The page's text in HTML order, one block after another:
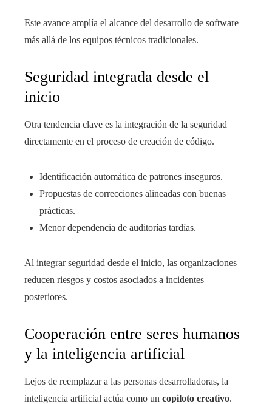
Este avance amplía el alcance del desarrollo de software
más allá de los equipos técnicos tradicionales.
Seguridad integrada desde el
inicio
Otra tendencia clave es la integración de la seguridad
directamente en el proceso de creación de código.
Identificación automática de patrones inseguros.
Propuestas de correcciones alineadas con buenas
prácticas.
Menor dependencia de auditorías tardías.
Al integrar seguridad desde el inicio, las organizaciones
reducen riesgos y costos asociados a incidentes
posteriores.
Cooperación entre seres humanos
y la inteligencia artificial
Lejos de reemplazar a las personas desarrolladoras, la
inteligencia artificial actúa como un copiloto creativo.